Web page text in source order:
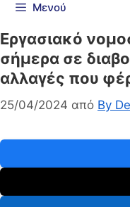
Μενού
Εργασιακό
σήμερα σε
αλλαγές που
25/04/2024 από By